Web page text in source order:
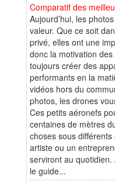
Comparatif des
Aujourd’hui, les
valeur. Que ce soit
privé, elles ont une
donc la motivation
toujours créer des
performants en la
vidéos hors du
photos, les drones
Ces petits aéronefs
centaines de mètres
choses sous
artiste ou un
serviront au
le guide...